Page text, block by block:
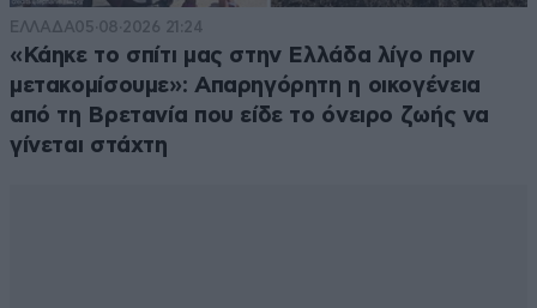
ΕΛΛΑΔΑ05·08·2026 21:24
«Κάηκε το σπίτι μας στην Ελλάδα λίγο πριν
μετακομίσουμε»: Απαρηγόρητη η οικογένεια
από τη Βρετανία που είδε το όνειρο ζωής να
γίνεται στάχτη